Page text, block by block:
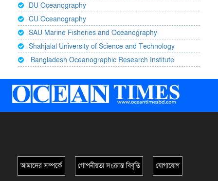
DU Oceanography
CU Oceanography
SAU Marine Fisheries and Oceanography
Shahjalal University of Science and Technology
Bangladesh Oceanographic Research Institute
আমাদের সম্পর্কে গোপনীয়তা সংক্রান্ত বিবৃতি যোগাযোগ